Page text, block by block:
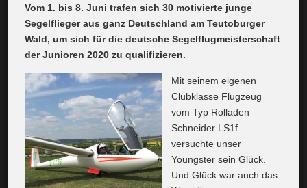
Vom 1. bis 8. Juni trafen sich 30 motivierte junge
Segelflieger aus ganz Deutschland am Teutoburger
Wald, um sich für die deutsche Segelflugmeisterschaft
der Junioren 2020 zu qualifizieren.
Mit seinem eigenen
Clubklasse Flugzeug
vom Typ Rolladen
Schneider LS1f
versuchte unser
Youngster sein Glück.
Und Glück war auch das